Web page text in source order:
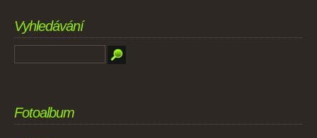
Vyhledávání
Fotoalbum